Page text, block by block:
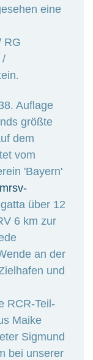
eine
RG
/
Auflage
größte
dem
vom
'Bayern'
über 12
6 km zur
an der
und
RCR-Teil-
Maike
Sigmund
bei unserer